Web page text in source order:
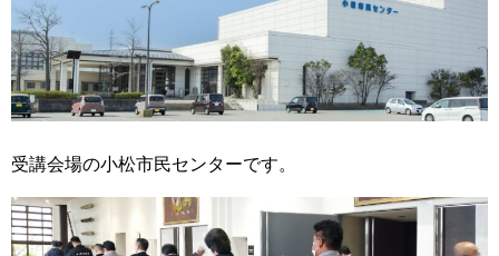
受講会場の小松市民センターです。